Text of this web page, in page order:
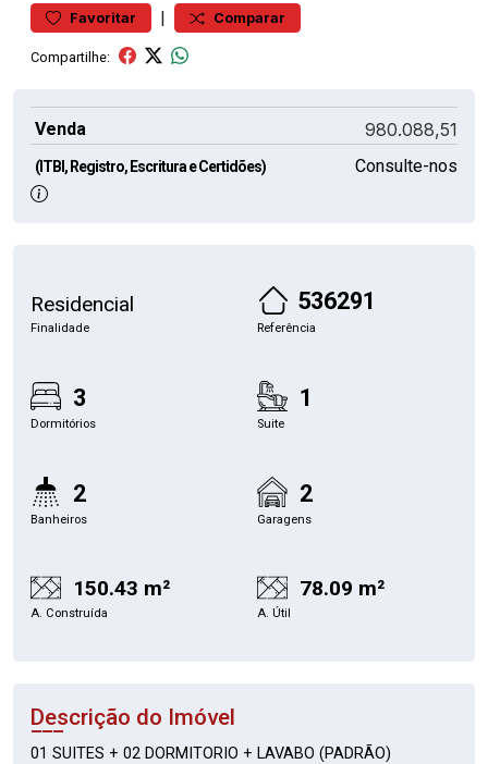
Favoritar | Comparar
Compartilhe:
Venda 980.088,51
(ITBI, Registro, Escritura e Certidões) Consulte-nos
Residencial
Finalidade
536291
Referência
3
Dormitórios
1
Suite
2
Banheiros
2
Garagens
150.43 m²
A. Construída
78.09 m²
A. Útil
Descrição do Imóvel
01 SUITES + 02 DORMITORIO + LAVABO (PADRÃO)